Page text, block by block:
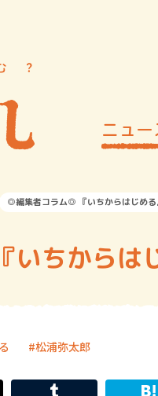
ニュー
◎編集者コラム◎ 『いちからはじめる
ちからは
松浦弥太郎